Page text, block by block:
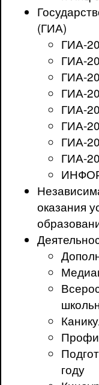
(ГИА)
ГИА-
ГИА-
ГИА-
ГИА-
ГИА-
ГИА-
ГИА-
ГИА-
оказания
году